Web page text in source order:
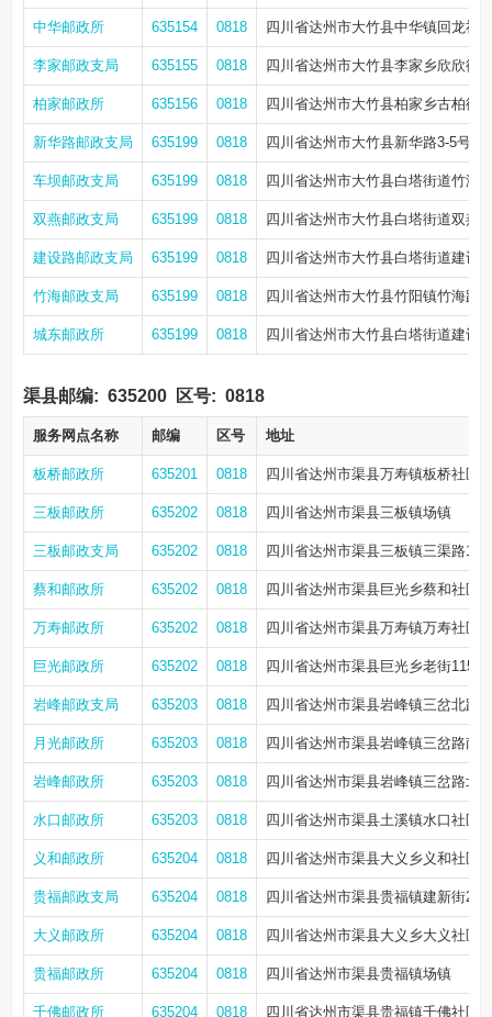
中华邮政所 635154 0818 四川省达州市大竹县中华镇回龙社
李家邮政支局 635155 0818 四川省达州市大竹县李家乡欣欣街
柏家邮政所 635156 0818 四川省达州市大竹县柏家乡古柏街
新华路邮政支局 635199 0818 四川省达州市大竹县新华路3-5号(
车坝邮政支局 635199 0818 四川省达州市大竹县白塔街道竹海
双燕邮政支局 635199 0818 四川省达州市大竹县白塔街道双燕
建设路邮政支局 635199 0818 四川省达州市大竹县白塔街道建设
竹海邮政支局 635199 0818 四川省达州市大竹县竹阳镇竹海路
城东邮政所 635199 0818 四川省达州市大竹县白塔街道建设
渠县邮编: 635200 区号: 0818
服务网点名称 邮编 区号 地址
板桥邮政所 635201 0818 四川省达州市渠县万寿镇板桥社区
三板邮政所 635202 0818 四川省达州市渠县三板镇场镇
三板邮政支局 635202 0818 四川省达州市渠县三板镇三渠路122
蔡和邮政所 635202 0818 四川省达州市渠县巨光乡蔡和社区
万寿邮政所 635202 0818 四川省达州市渠县万寿镇万寿社区
巨光邮政所 635202 0818 四川省达州市渠县巨光乡老街115号
岩峰邮政支局 635203 0818 四川省达州市渠县岩峰镇三岔北路
月光邮政所 635203 0818 四川省达州市渠县岩峰镇三岔路南
岩峰邮政所 635203 0818 四川省达州市渠县岩峰镇三岔路北
水口邮政所 635203 0818 四川省达州市渠县土溪镇水口社区
义和邮政所 635204 0818 四川省达州市渠县大义乡义和社区
贵福邮政支局 635204 0818 四川省达州市渠县贵福镇建新街2号
大义邮政所 635204 0818 四川省达州市渠县大义乡大义社区
贵福邮政所 635204 0818 四川省达州市渠县贵福镇场镇
千佛邮政所 635204 0818 四川省达州市渠县贵福镇千佛社区